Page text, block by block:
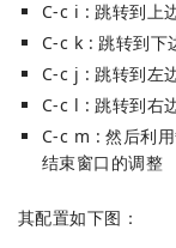
C-c i : 跳转到上
C-c k : 跳转到下
C-c j : 跳转到左
C-c l : 跳转到右
C-c m : 然后利
结束窗口的调整
其配置如下图：